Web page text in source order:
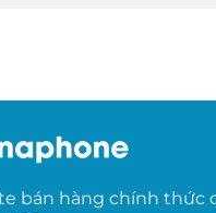
bán hàng chính thức